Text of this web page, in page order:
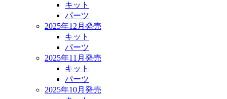
キット
パーツ
2025年12月発売
キット
パーツ
2025年11月発売
キット
パーツ
2025年10月発売